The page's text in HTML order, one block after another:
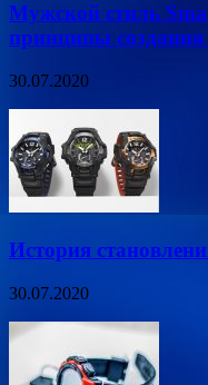
Мужской стиль
принципы создания
30.07.2020
История
30.07.2020